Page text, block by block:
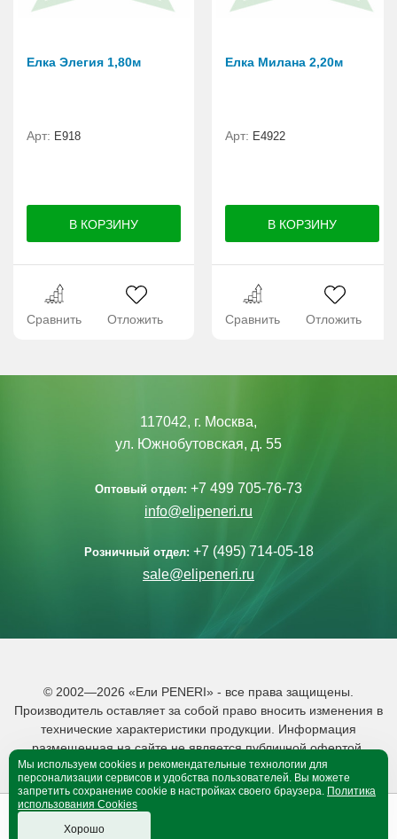
0
Елка Элегия 1,80м
Арт: E918
Сравнить Отложить
Елка Милана 2,20м
Арт: Е4922
Сравнить Отложить
117042, г. Москва,
ул. Южнобутовская, д. 55
Оптовый отдел: +7 499 705-76-73
info@elipeneri.ru
Розничный отдел: +7 (495) 714-05-18
sale@elipeneri.ru
© 2002—2026 «Ели PENERI» - все права защищены.
Производитель оставляет за собой право вносить изменения в
технические характеристики продукции. Информация
размещенная на сайте не является публичной офертой.
Политика обработки персональных данных
Мы используем cookies и рекомендательные технологии для
персонализации сервисов и удобства пользователей. Вы можете
запретить сохранение cookie в настройках своего браузера. Политика
использования Cookies
Хорошо